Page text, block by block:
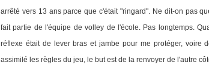
arrêté vers 13 ans parce que c'était "ringard". Ne dit-on pas
fait partie de l'équipe de volley de l'école. Pas longtemps.
réflexe était de lever bras et jambe pour me protéger, voire
assimilé les règles du jeu, le but est de la renvoyer de l'autre